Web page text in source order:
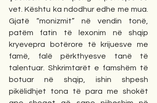
vet. Kështu ka ndodhur edhe me mua.
Gjatë “monizmit” në vendin tonë,
patëm fatin të lexonim në shqip
kryevepra botërore të krijuesve me
famë, falë përkthyesve tanë të
talentuar. Shkrimtarët e famshëm të
botuar në shqip, ishin shpesh
pikëlidhjet tona të para me shokët